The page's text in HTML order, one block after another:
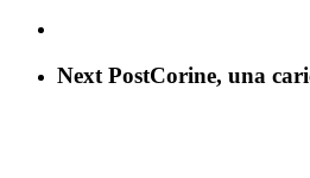
Next PostCorine, una